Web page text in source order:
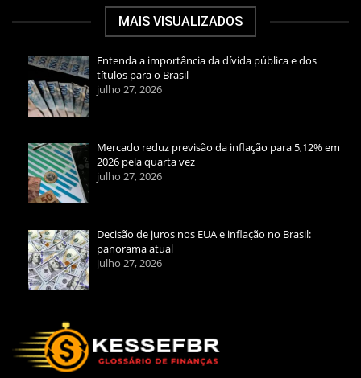
MAIS VISUALIZADOS
Entenda a importância da dívida pública e dos
títulos para o Brasil
julho 27, 2026
Mercado reduz previsão da inflação para 5,12% em
2026 pela quarta vez
julho 27, 2026
Decisão de juros nos EUA e inflação no Brasil:
panorama atual
julho 27, 2026